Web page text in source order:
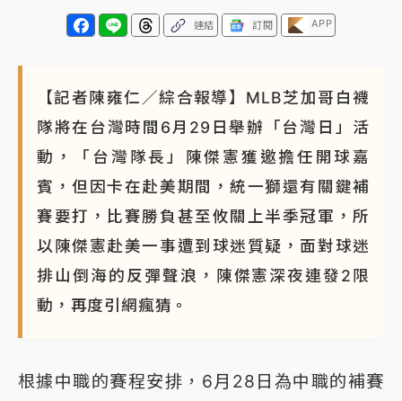
連結 訂閱 APP
【記者陳雍仁／綜合報導】MLB芝加哥白襪
隊將在台灣時間6月29日舉辦「台灣日」活
動，「台灣隊長」陳傑憲獲邀擔任開球嘉
賓，但因卡在赴美期間，統一獅還有關鍵補
賽要打，比賽勝負甚至攸關上半季冠軍，所
以陳傑憲赴美一事遭到球迷質疑，面對球迷
排山倒海的反彈聲浪，陳傑憲深夜連發2限
動，再度引網瘋猜。
根據中職的賽程安排，6月28日為中職的補賽